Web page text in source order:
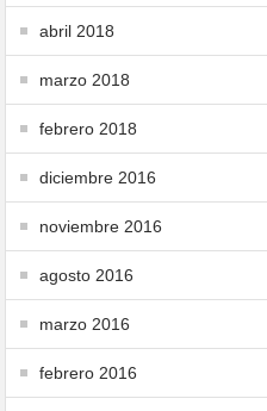
abril 2018
marzo 2018
febrero 2018
diciembre 2016
noviembre 2016
agosto 2016
marzo 2016
febrero 2016